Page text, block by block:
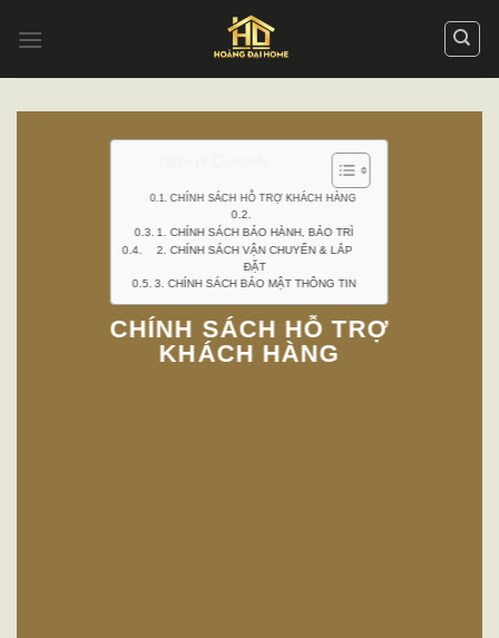
CHÍNH SÁCH HỖ TRỢ KHÁCH HÀNG
1. CHÍNH SÁCH BẢO HÀNH, BẢO TRÌ
2. CHÍNH SÁCH VẬN CHUYỂN & LẮP
ĐẶT
3. CHÍNH SÁCH BẢO MẬT THÔNG TIN
CHÍNH SÁCH HỖ TRỢ
KHÁCH HÀNG